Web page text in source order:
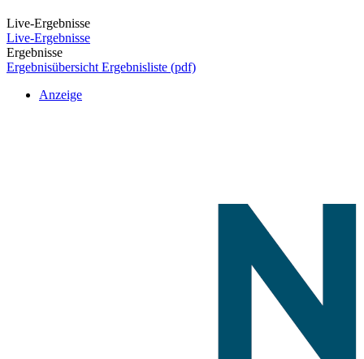
Live-Ergebnisse
Live-Ergebnisse
Ergebnisse
Ergebnisübersicht Ergebnisliste (pdf)
Anzeige